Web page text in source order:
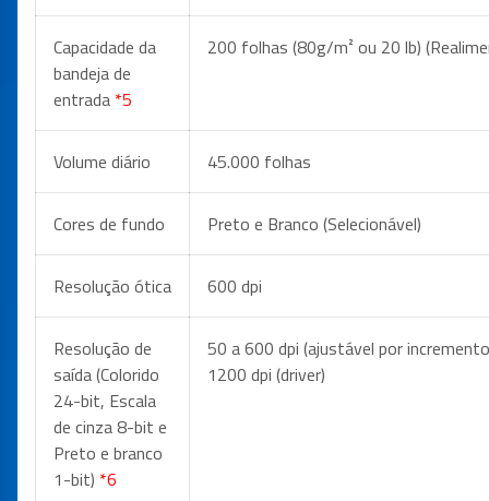
Capacidade da
bandeja de
entrada *5
200 folhas (80g/m² ou 20 lb)
Volume diário 45.000 folhas
Cores de fundo Preto e Branco (Selecionável)
Resolução ótica 600 dpi
Resolução de
saída (Colorido
24-bit, Escala
de cinza 8-bit e
Preto e branco
1-bit) *6
50 a 600 dpi (ajustável por
1200 dpi (driver)